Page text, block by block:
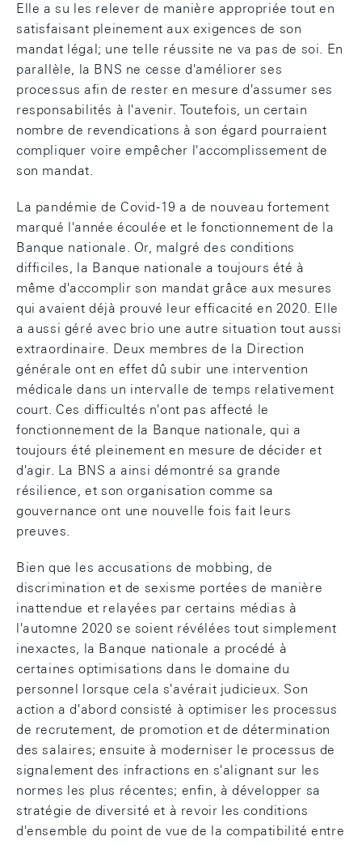
Elle a su les relever de manière appropriée tout en
satisfaisant pleinement aux exigences de son
mandat légal; une telle réussite ne va pas de soi. En
parallèle, la BNS ne cesse d'améliorer ses
processus afin de rester en mesure d'assumer ses
responsabilités à l'avenir. Toutefois, un certain
nombre de revendications à son égard pourraient
compliquer voire empêcher l'accomplissement de
son mandat.
La pandémie de Covid-19 a de nouveau fortement
marqué l'année écoulée et le fonctionnement de la
Banque nationale. Or, malgré des conditions
difficiles, la Banque nationale a toujours été à
même d'accomplir son mandat grâce aux mesures
qui avaient déjà prouvé leur efficacité en 2020. Elle
a aussi géré avec brio une autre situation tout aussi
extraordinaire. Deux membres de la Direction
générale ont en effet dû subir une intervention
médicale dans un intervalle de temps relativement
court. Ces difficultés n'ont pas affecté le
fonctionnement de la Banque nationale, qui a
toujours été pleinement en mesure de décider et
d'agir. La BNS a ainsi démontré sa grande
résilience, et son organisation comme sa
gouvernance ont une nouvelle fois fait leurs
preuves.
Bien que les accusations de mobbing, de
discrimination et de sexisme portées de manière
inattendue et relayées par certains médias à
l'automne 2020 se soient révélées tout simplement
inexactes, la Banque nationale a procédé à
certaines optimisations dans le domaine du
personnel lorsque cela s'avérait judicieux. Son
action a d'abord consisté à optimiser les processus
de recrutement, de promotion et de détermination
des salaires; ensuite à moderniser le processus de
signalement des infractions en s'alignant sur les
normes les plus récentes; enfin, à développer sa
stratégie de diversité et à revoir les conditions
d'ensemble du point de vue de la compatibilité entre